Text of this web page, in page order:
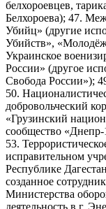
белхороевцев,
Белхороева); 47.
Убийц» (другие
Убийств»,
Украинское
России» (другое
Свобода России»);
50.
добровольческий
«Грузинский
сообщество
53.
исправительном
Республике
созданное
Министерства
деятельность в г.